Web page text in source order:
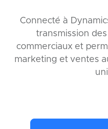
Connecté à
transmission
commerciaux et
marketing et ventes